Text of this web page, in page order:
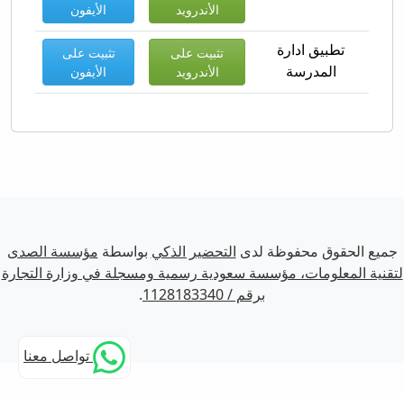
تواصل معنا
الأندرويد
الأيفون
تطبيق ادارة
المدرسة
تثبيت على
الأندرويد
تثبيت على
الأيفون
جميع الحقوق محفوظة لدى التحضير الذكي بواسطة مؤسسة الصدى
لتقنية المعلومات، مؤسسة سعودية رسمية ومسجلة في وزارة التجارة
برقم / 1128183340
.